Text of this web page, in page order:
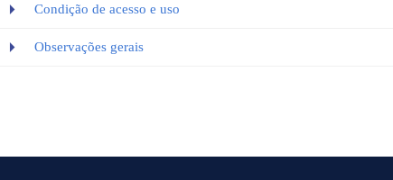
Condição de acesso e uso
Observações gerais